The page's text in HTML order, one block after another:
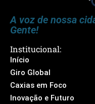
A voz de nossa
Gente!
Institucional:
Início
Giro Global
Caxias em Foco
Inovação e Futuro